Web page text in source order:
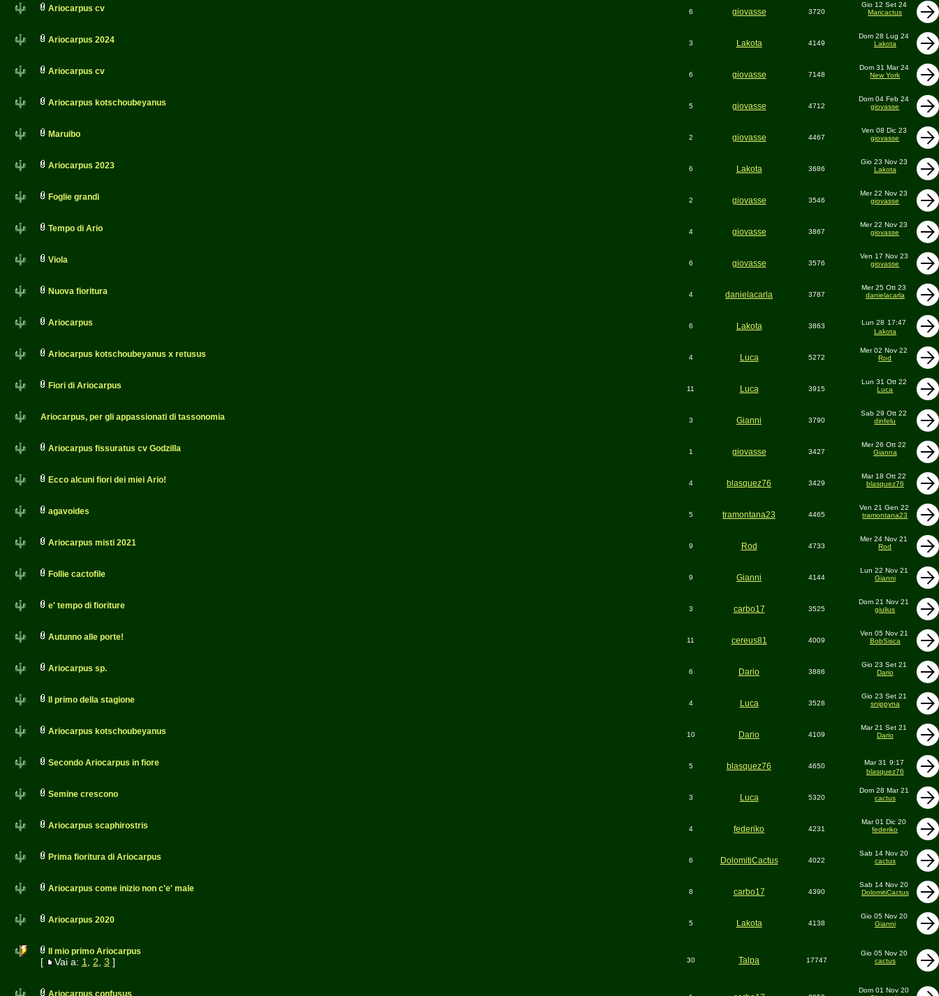
Ariocarpus cv 6 giovasse 3720
Gio 12 Set 24
Maricactus
Ariocarpus 2024 3 Lakota 4149
Dom 28 Lug 24
Lakota
Ariocarpus cv 6 giovasse 7148
Dom 31 Mar 24
New York
Ariocarpus kotschoubeyanus 5 giovasse 4712
Dom 04 Feb 24
giovasse
Maruibo 2 giovasse 4467
Ven 08 Dic 23
giovasse
Ariocarpus 2023 6 Lakota 3686
Gio 23 Nov 23
Lakota
Foglie grandi 2 giovasse 3546
Mer 22 Nov 23
giovasse
Tempo di Ario 4 giovasse 3867
Mer 22 Nov 23
giovasse
Viola 6 giovasse 3576
Ven 17 Nov 23
giovasse
Nuova fioritura 4 danielacarla 3787
Mer 25 Ott 23
danielacarla
Ariocarpus 6 Lakota 3863 Lun 28 17:47
Lakota
Ariocarpus kotschoubeyanus x retusus 4 Luca 5272
Mer 02 Nov 22
Rod
Fiori di Ariocarpus 11 Luca 3915
Lun 31 Ott 22
Luca
Ariocarpus, per gli appassionati di tassonomia 3 Gianni 3790
Sab 29 Ott 22
dinfelu
Ariocarpus fissuratus cv Godzilla 1 giovasse 3427
Mer 26 Ott 22
Gianna
Ecco alcuni fiori dei miei Ario! 4 blasquez76 3429
Mar 18 Ott 22
blasquez76
agavoides 5 tramontana23 4465
Ven 21 Gen 22
tramontana23
Ariocarpus misti 2021 9 Rod 4733
Mer 24 Nov 21
Rod
Follie cactofile 9 Gianni 4144
Lun 22 Nov 21
Gianni
e' tempo di fioriture 3 carbo17 3525
Dom 21 Nov 21
giulius
Autunno alle porte! 11 cereus81 4009
Ven 05 Nov 21
BobSisca
Ariocarpus sp. 6 Dario 3886
Gio 23 Set 21
Dario
Il primo della stagione 4 Luca 3528
Gio 23 Set 21
snippyna
Ariocarpus kotschoubeyanus 10 Dario 4109
Mar 21 Set 21
Dario
Secondo Ariocarpus in fiore 5 blasquez76 4650 Mar 31 9:17
blasquez76
Semine crescono 3 Luca 5320
Dom 28 Mar 21
cactus
Ariocarpus scaphirostris 4 federiko 4231
Mar 01 Dic 20
federiko
Prima fioritura di Ariocarpus 6 DolomitiCactus 4022
Sab 14 Nov 20
cactus
Ariocarpus come inizio non c'e' male 8 carbo17 4390
Sab 14 Nov 20
DolomitiCactus
Ariocarpus 2020 5 Lakota 4138
Gio 05 Nov 20
Gianni
Il mio primo Ariocarpus
[ Vai a: 1 2 3 ] 30 Talpa 17747
Gio 05 Nov 20
cactus
Ariocarpus confusus
Dom 01 Nov 20